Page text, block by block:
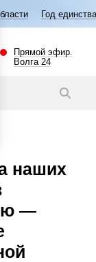
народов России
Прямой эфир.
Волга 24
наших
—